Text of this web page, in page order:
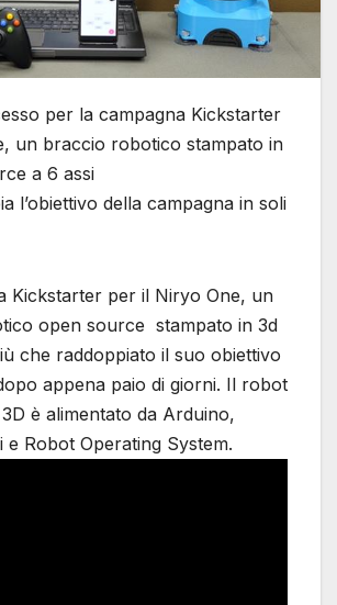
per la campagna Kickstarter
un braccio robotico stampato in
a 6 assi
l’obiettivo della campagna in soli
Kickstarter per il Niryo One, un
open source stampato in 3d
che raddoppiato il suo obiettivo
appena paio di giorni. Il robot
è alimentato da Arduino,
e Robot Operating System.